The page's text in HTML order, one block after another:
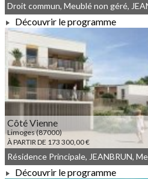
À PARTIR DE 115 000,00 €
Droit commun, Meublé non géré,
Découvrir le programme
Côté Vienne
Limoges (87000)
À PARTIR DE 173 300,00 €
Résidence Principale, JEANBRUN,
Découvrir le programme